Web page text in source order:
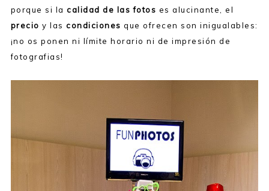
porque si lacalidad de las fotos es alucinante, el
precio y lascondiciones que ofrecen son inigualables:
¡no os ponen ni límite horario ni de impresión de
fotografias!